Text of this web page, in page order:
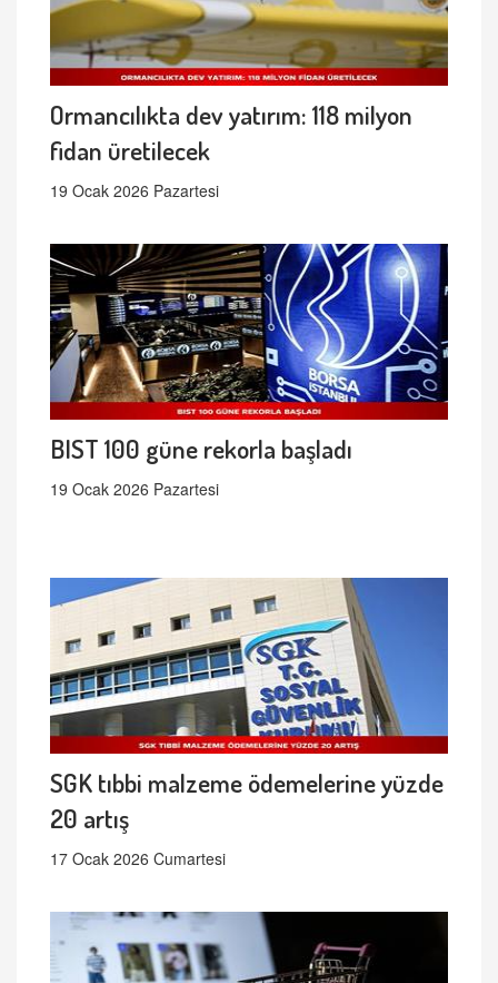
Ormancılıkta dev yatırım: 118 milyon
fidan üretilecek
19 Ocak 2026 Pazartesi
BIST 100 güne rekorla başladı
19 Ocak 2026 Pazartesi
SGK tıbbi malzeme ödemelerine yüzde
20 artış
17 Ocak 2026 Cumartesi